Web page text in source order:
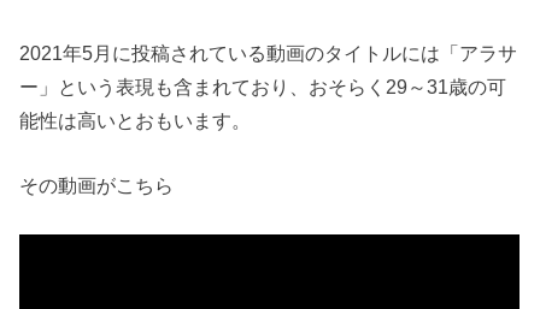
2021年5月に投稿されている動画のタイトルには「アラサ
ー」という表現も含まれており、おそらく29～31歳の可
能性は高いとおもいます。
その動画がこちら